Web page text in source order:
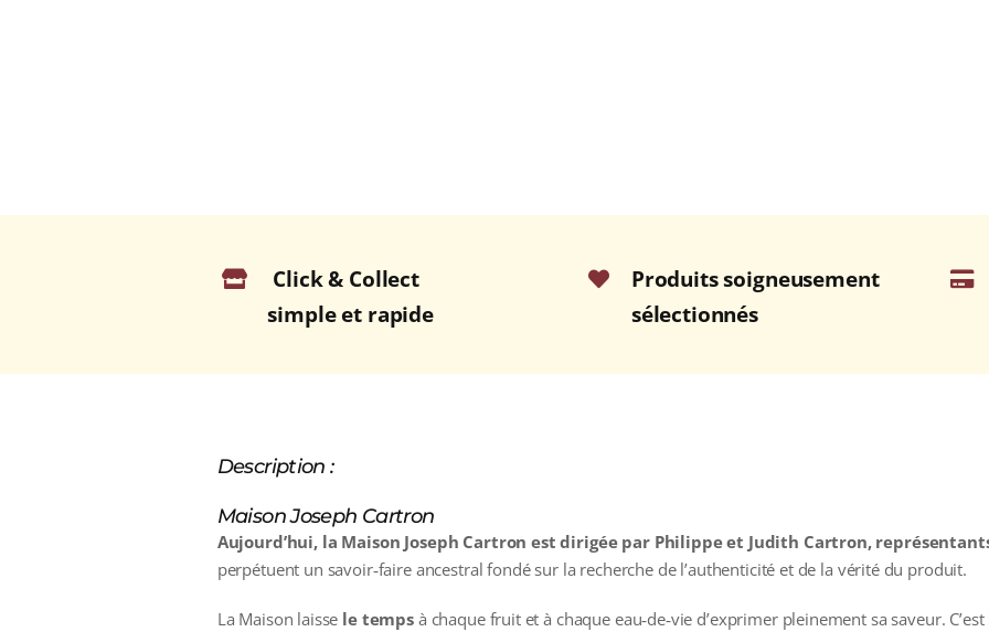
Click & Collect
simple et rapide
Produits soigneusement
sélectionnés
Description :
Maison Joseph Cartron
Aujourd’hui, la Maison Joseph Cartron est dirigée par Philippe et Judith Cartron,
perpétuent un savoir‑faire ancestral fondé sur la recherche de l’authenticité et de la vérité du produit.
La Maison laisse le temps à chaque fruit et à chaque eau‑de‑vie d’exprimer pleinement sa saveur.